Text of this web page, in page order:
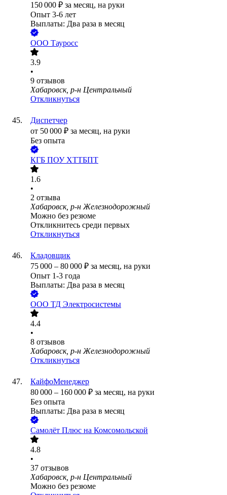
150 000 ₽ за месяц, на руки
Опыт 3-6 лет
Выплаты: Два раза в месяц
ООО Тауросс
3.9
•
9 отзывов
Хабаровск, р-н Центральный
Откликнуться
Диспетчер
от 50 000 ₽ за месяц, на руки
Без опыта
КГБ ПОУ ХТТБПТ
1.6
•
2 отзыва
Хабаровск, р-н Железнодорожный
Можно без резюме
Откликнитесь среди первых
Откликнуться
Кладовщик
75 000 – 80 000 ₽ за месяц, на руки
Опыт 1-3 года
Выплаты: Два раза в месяц
ООО ТД Электросистемы
4.4
•
8 отзывов
Хабаровск, р-н Железнодорожный
Откликнуться
КайфоМенеджер
80 000 – 160 000 ₽ за месяц, на руки
Без опыта
Выплаты: Два раза в месяц
Самолёт Плюс на Комсомольской
4.8
•
37 отзывов
Хабаровск, р-н Центральный
Можно без резюме